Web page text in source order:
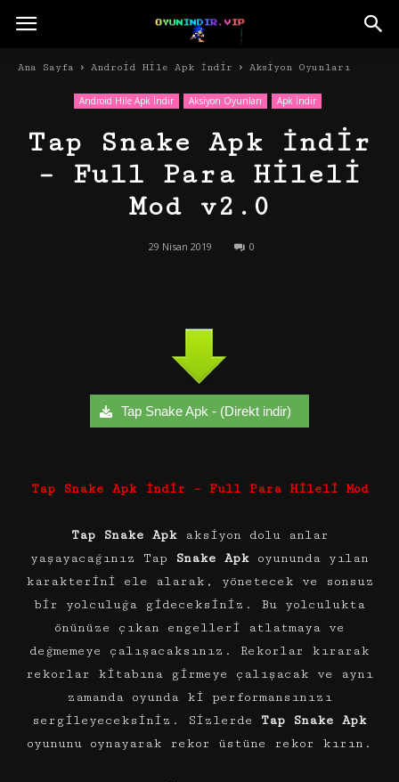
Ana Sayfa Android Hile Apk İndir Aksiyon Oyunları
Android Hile Apk İndir Aksiyon Oyunları Apk İndir
Tap Snake Apk İndir
– Full Para Hileli
Mod v2.0
29 Nisan 2019 0
Tap Snake Apk - (Direkt indir)
Tap Snake Apk İndir – Full Para Hileli Mod
Tap Snake Apk
aksiyon dolu anlar
yaşayacağınız Tap
Snake Apk oyununda yılan
karakterini ele alarak, yönetecek ve sonsuz
bir yolculuğa gideceksiniz. Bu yolculukta
önünüze çıkan engelleri atlatmaya ve
değmemeye çalışacaksınız. Rekorlar kırarak
rekorlar kitabına girmeye çalışacak ve aynı
zamanda oyunda ki performansınızı
sergileyeceksiniz. Sizlerde Tap Snake Apk
oyununu oynayarak rekor üstüne rekor kırın.